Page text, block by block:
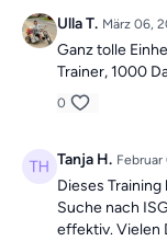
Ulla T. März 06,
Ganz tolle
Trainer, 1000
0
Tanja H.
Dieses
Suche nach
effektiv. Vielen